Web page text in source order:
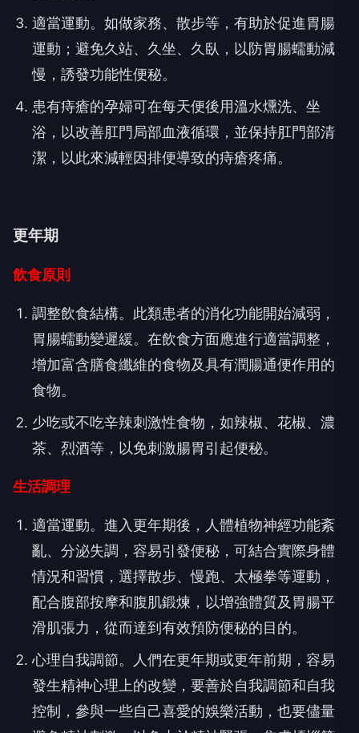
適當運動。如做家務、散步等，有助於促進胃腸
運動；避免久站、久坐、久臥，以防胃腸蠕動減
慢，誘發功能性便秘。
患有痔瘡的孕婦可在每天便後用溫水燻洗、坐
浴，以改善肛門局部血液循環，並保持肛門部清
潔，以此來減輕因排便導致的痔瘡疼痛。
更年期
飲食原則
調整飲食結構。此類患者的消化功能開始減弱，
胃腸蠕動變遲緩。在飲食方面應進行適當調整，
增加富含膳食纖維的食物及具有潤腸通便作用的
食物。
少吃或不吃辛辣刺激性食物，如辣椒、花椒、濃
茶、烈酒等，以免刺激腸胃引起便秘。
生活調理
適當運動。進入更年期後，人體植物神經功能紊
亂、分泌失調，容易引發便秘，可結合實際身體
情況和習慣，選擇散步、慢跑、太極拳等運動，
配合腹部按摩和腹肌鍛煉，以增強體質及胃腸平
滑肌張力，從而達到有效預防便秘的目的。
心理自我調節。人們在更年期或更年前期，容易
發生精神心理上的改變，要善於自我調節和自我
控制，參與一些自己喜愛的娛樂活動，也要儘量